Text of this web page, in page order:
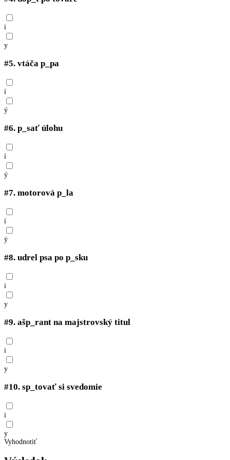
i
y
#5. vtáča p_pa
í
ý
#6. p_sať úlohu
í
ý
#7. motorová p_la
í
ý
#8. udrel psa po p_sku
i
y
#9. ašp_rant na majstrovský titul
i
y
#10. sp_tovať si svedomie
i
y
Vyhodnotiť